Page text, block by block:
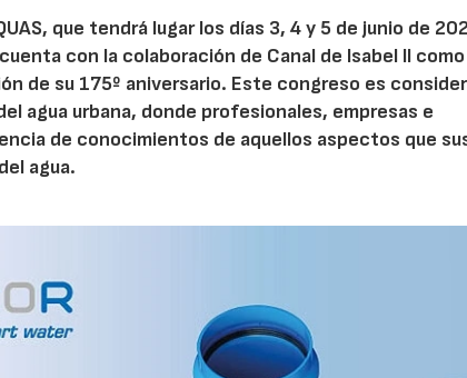
que tendrá lugar los días 3, 4 y 5 de junio de
con la colaboración de Canal de Isabel II como
de su 175º aniversario. Este congreso es
agua urbana, donde profesionales, empresas e
de conocimientos de aquellos aspectos que
agua.